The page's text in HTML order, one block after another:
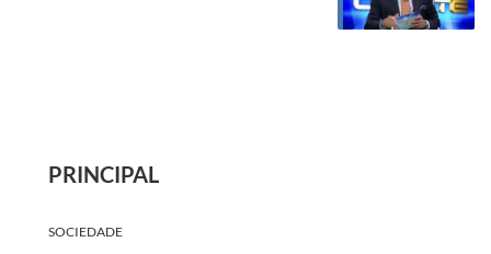
PRINCIPAL
SOCIEDADE